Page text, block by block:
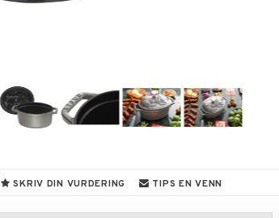
SKRIV DIN VURDERING TIPS EN VENN